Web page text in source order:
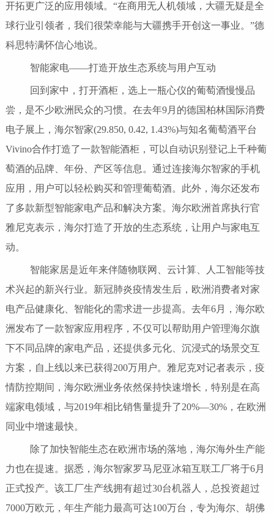
开拓更广泛的应用领域。“在商用无人机领域，大疆无疑是全
球行业引领者，我们很荣幸能与大疆携手开创这一事业。”德
科思特满怀信心地说。
智能家电——打造开放生态系统与用户互动
回到家中，打开酒柜，选上一瓶心仪的葡萄酒慢慢品
尝，是不少欧洲民众的习惯。在去年9月的德国柏林国际消费
电子展上，海尔智家(29.850, 0.42, 1.43%)与知名葡萄酒平台
Vivino合作打造了一款智能酒柜，可以自动识别登记上千种葡
萄酒的品牌、年份、产区等信息。通过连接海尔智家的手机
应用，用户可以轻松购买和管理葡萄酒。此外，海尔还发布
了多款新型智能家电产品和解决方案。海尔欧洲首席执行官
雅尼克表示，海尔打造了开放的生态系统，让用户与家电互
动。
智能家居是近年来伴随物联网、云计算、人工智能等技
术兴起的新兴行业。新冠肺炎疫情发生后，欧洲消费者对家
电产品健康化、智能化的需求进一步提高。去年6月，海尔欧
洲发布了一款智家应用程序，不仅可以帮助用户管理海尔旗
下不同品牌的家电产品，还提供多元化、沉浸式的场景交互
方案，自上线以来已获得200万用户。雅尼克对记者表示，疫
情防控期间，海尔欧洲业务依然保持快速增长，特别是在高
端家电领域，与2019年相比销售量提升了20%—30%，在欧洲
同业中增速最快。
除了加快智能生态在欧洲市场的落地，海尔海外生产能
力也在提速。据悉，海尔智家罗马尼亚冰箱互联工厂将于6月
正式投产。该工厂生产线拥有超过30台机器人，总投资超过
7000万欧元，年生产能力最高可达100万台，专为海尔、胡佛